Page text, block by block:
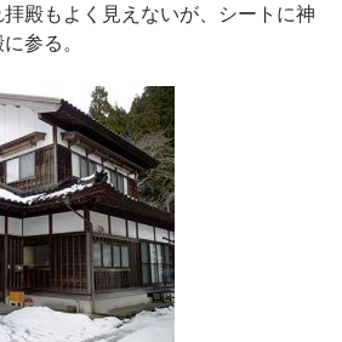
殿もよく見えないが、シートに神
参る。